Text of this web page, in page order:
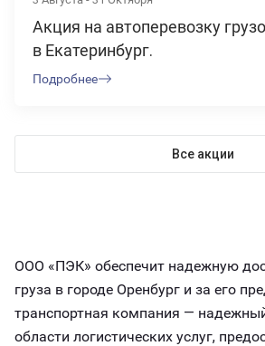
Акция на автоперевозку
в Екатеринбург.
Подробнее
Все акции
ООО «ПЭК» обеспечит надежную
груза в городе Оренбург и за его
транспортная компания —
области логистических услуг,